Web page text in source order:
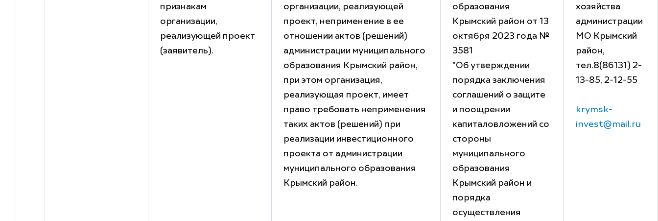
признакам
организации,
реализующей проект
(заявитель).
организации, реализующей
проект, неприменение в ее
отношении актов (решений)
администрации муниципального
образования Крымский район,
при этом организация,
реализующая проект, имеет
право требовать неприменения
таких актов (решений) при
реализации инвестиционного
проекта от администрации
муниципального образования
Крымский район.
образования
Крымский район от 13
октября 2023 года №
3581
"Об утверждении
порядка заключения
соглашений о защите
и поощрении
капиталовложений со
стороны
муниципального
образования
Крымский район и
порядка
осуществления
хозяйства
администрации
МО Крымский
район,
тел.8(86131) 2-
13-85, 2-12-55
krymsk-
invest@mail.ru